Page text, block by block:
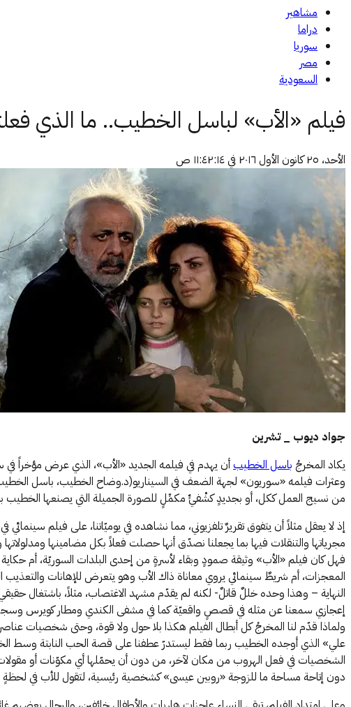
مشاهير
دراما
سوريا
مصر
السعودية
فيلم «الأب» لباسل الخطيب.. ما الذي
الأحد، ٢٥ كانون الأول ٢٠١٦ في ١١:٤٢:١٤ ص
جواد ديوب _ تشرين
يكاد المخرجُ باسل الخطيبأن يهدم في فيلمه الجديد «الأب»، الذي عرض مؤخراً في
وعثرات فيلمه «سوريون» لجهة الضعف في السيناريو(د.وضاح الخطيب، باسل الخطيب)
من نسيج العمل ككل، أو بجديدٍ كشْفيٍّ مكمِّلٍ للصورة الجميلة التي يصنعها الخطيب
إذ لا يعقل مثلاً أن يتفوق تقريرٌ تلفزيوني، مما نشاهده في يوميّاتنا، على فيلم
مجرياتها والتنقلات فيها بما يجعلنا نصدّق أنها حصلت فعلاً بكل مضامينها ومدلولاتها
فهل كان فيلم «الأب» وثيقة صمودٍ وبقاء لأسرةٍ من إحدى البلدات السوريّة، أم
المعجزات، أم شريطٌ سينمائي يروي معاناة ذاك الأب وهو يتعرض للإهانات والتعذيب
النهاية – وهذا وحده خللٌ قاتلٌ- لكنه لم يقدّم مشهد الاغتصاب، مثلاً، باشتغال
إعجازي سمعنا عن مثله في قصصٍ واقعيّة كما في مشفى الكندي ومطار كويرس وسجن
ولماذا قدّم لنا المخرجُ كل أبطال الفيلم هكذا بلا حول ولا قوة، وحتى شخصيات
علي» الذي أوجده الخطيب ربما فقط ليستدرّ عطفنا على قصة الحب النابتة وسط
الشخصيات في فعل الهروب من مكان لآخر، من دون أن يحمّلها أي مكوّنات أو
دون إتاحة مساحة ما للزوجة «روبين عيسى» كشخصية رئيسية، لتقول للأب في لحظةٍ ما